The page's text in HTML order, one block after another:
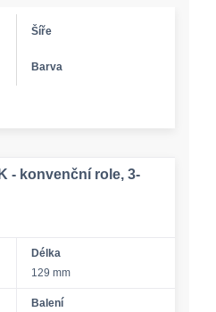
Šíře
Barva
- konvenční role, 3-
Délka
129 mm
Balení